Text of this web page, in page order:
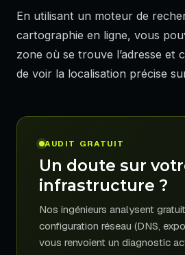
En utilisant un moteur de
cartographie en ligne, vous
zone où se trouve l’adresse et
de voir la localisation précise
AUDIT GRATUIT
Un doute sur
infrastructure ?
Nos ingénieurs analysent
configuration réseau (DNS,
vous renvoient un diagnostic